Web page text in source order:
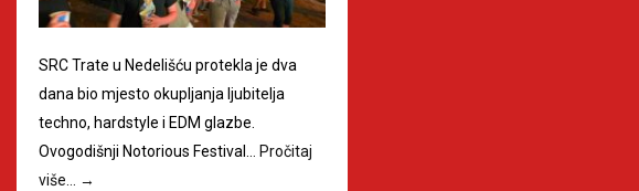
SRC Trate u Nedelišću protekla je dva
dana bio mjesto okupljanja ljubitelja
techno, hardstyle i EDM glazbe.
Ovogodišnji Notorious Festival… Pročitaj
više…
→